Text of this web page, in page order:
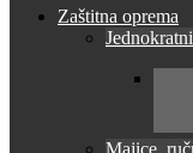
Zaštitna oprema
Majice,